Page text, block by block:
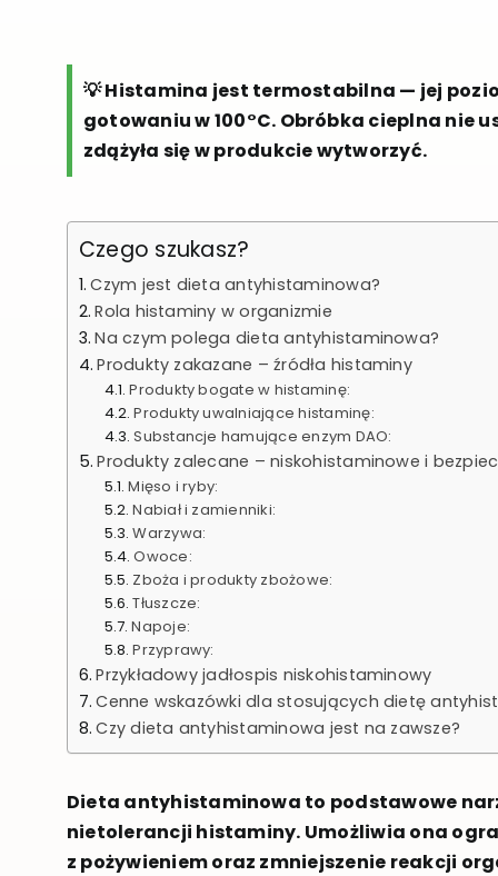
💡 Histamina jest termostabilna — jej
gotowaniu w 100°C. Obróbka cieplna nie
zdążyła się w produkcie wytworzyć.
Czego szukasz?
Czym jest dieta antyhistaminowa?
Rola histaminy w organizmie
Na czym polega dieta antyhistaminowa?
Produkty zakazane – źródła histaminy
Produkty bogate w histaminę:
Produkty uwalniające histaminę:
Substancje hamujące enzym DAO:
Produkty zalecane – niskohistaminowe i
Mięso i ryby:
Nabiał i zamienniki:
Warzywa:
Owoce:
Zboża i produkty zbożowe:
Tłuszcze:
Napoje:
Przyprawy:
Przykładowy jadłospis niskohistaminowy
Cenne wskazówki dla stosujących dietę
Czy dieta antyhistaminowa jest na zawsze?
Dieta antyhistaminowa to podstawowe
nietolerancji histaminy. Umożliwia ona
z pożywieniem oraz zmniejszenie reakcji